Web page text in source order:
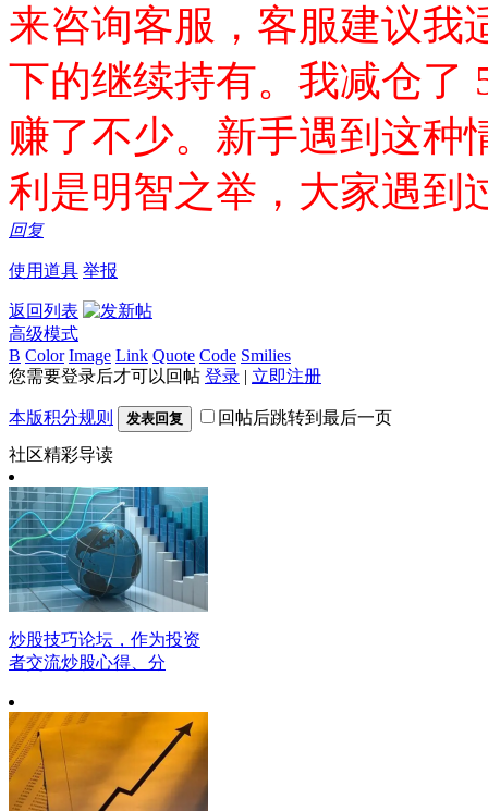
来咨询客服，客服建议我
下的继续持有。我减仓了
赚了不少。新手遇到这种
利是明智之举，大家遇到
回复
使用道具 举报
返回列表
高级模式
B Color Image Link Quote Code Smilies
您需要登录后才可以回帖 登录 | 立即注册
本版积分规则 发表回复
回帖后跳转到最后一页
社区精彩导读
炒股技巧论坛，作为投资
者交流炒股心得、分